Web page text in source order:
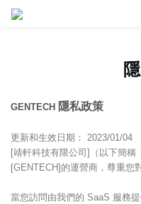
GENTECH 隱私政策
更新和生效日期： 2023/01/04
[靖軒科技有限公司]（以下簡稱
[GENTECH]的運營商，尊重您
當您訪問由我們的 SaaS 服務